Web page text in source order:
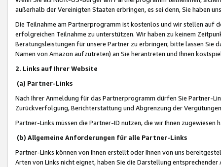
außerhalb der Vereinigten Staaten erbringen, es sei denn, Sie haben
Die Teilnahme am Partnerprogramm ist kostenlos und wir stellen auf
erfolgreichen Teilnahme zu unterstützen. Wir haben zu keinem
Beratungsleistungen für unsere Partner zu erbringen; bitte lassen Sie
Namen von Amazon aufzutreten) an Sie herantreten und Ihnen
2. Links auf Ihrer Website
(a) Partner-Links
Nach Ihrer Anmeldung für das Partnerprogramm dürfen Sie Partner-
Zurückverfolgung, Berichterstattung und Abgrenzung der
Partner-Links müssen die Partner-ID nutzen, die wir Ihnen zugewiesen
(b) Allgemeine Anforderungen für alle Partner-Links
Partner-Links können von Ihnen erstellt oder Ihnen von uns
Arten von Links nicht eignet, haben Sie die Darstellung